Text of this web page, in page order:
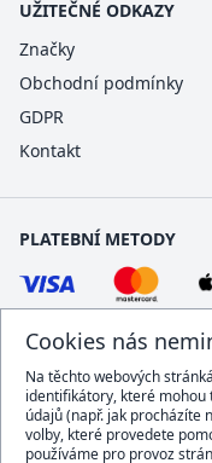
Cookies nás
Na těchto webových
identifikátory, které mohou
údajů (např. jak procházíte
volby, které provedete
používáme pro provoz
UŽITEČNÉ ODKAZY
Značky
Obchodní podmínky
GDPR
Kontakt
PLATEBNÍ METODY